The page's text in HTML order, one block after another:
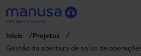
Pular para o conteúdo principal
Início
Projetos
Gestão da abertura de salas de